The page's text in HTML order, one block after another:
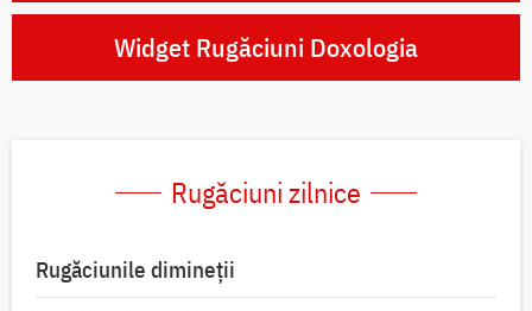
Widget Rugăciuni Doxologia
Rugăciuni zilnice
Rugăciunile dimineții